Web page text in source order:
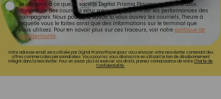
Je consens à ce que la société Digital Prisma Players analyse le taux
d'ouverture des courriels pour mesurer et optimiser les performances des
campagnes. Nous pourrons savoir si vous ouvrez les courriels, l'heure à
laquelle vous le faites ainsi que des informations sur le terminal que
vous utilisez. Pour en savoir plus sur ces traceurs, voir notre politique de
confidentialité.
Votre adresse email sera utilisée par Digital Prisma Playerspour vous envoyer votre newsletter contenant des
offres commerciales personnalisées. Vous pourrez vous désinscrire en utilisant le lien de désabonnement
intégré dans la newsletter. Pour en savoir plus et exercer vos droits, prenez connaissance de notreCharte de
Confidentialité.